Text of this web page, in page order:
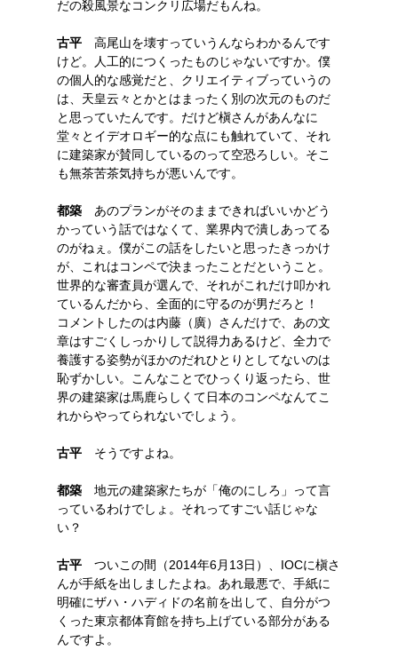
だの殺風景なコンクリ広場だもんね。
古平 高尾山を壊すっていうんならわかるんです
けど。人工的につくったものじゃないですか。僕
の個人的な感覚だと、クリエイティブっていうの
は、天皇云々とかとはまったく別の次元のものだ
と思っていたんです。だけど槇さんがあんなに
堂々とイデオロギー的な点にも触れていて、それ
に建築家が賛同しているのって空恐ろしい。そこ
も無茶苦茶気持ちが悪いんです。
都築 あのプランがそのままできればいいかどう
かっていう話ではなくて、業界内で潰しあってる
のがねぇ。僕がこの話をしたいと思ったきっかけ
が、これはコンペで決まったことだということ。
世界的な審査員が選んで、それがこれだけ叩かれ
ているんだから、全面的に守るのが男だろと！
コメントしたのは内藤（廣）さんだけで、あの文
章はすごくしっかりして説得力あるけど、全力で
養護する姿勢がほかのだれひとりとしてないのは
恥ずかしい。こんなことでひっくり返ったら、世
界の建築家は馬鹿らしくて日本のコンペなんてこ
れからやってられないでしょう。
古平 そうですよね。
都築 地元の建築家たちが「俺のにしろ」って言
っているわけでしょ。それってすごい話じゃな
い？
古平 ついこの間（2014年6月13日）、IOCに槇さ
んが手紙を出しましたよね。あれ最悪で、手紙に
明確にザハ・ハディドの名前を出して、自分がつ
くった東京都体育館を持ち上げている部分がある
んですよ。